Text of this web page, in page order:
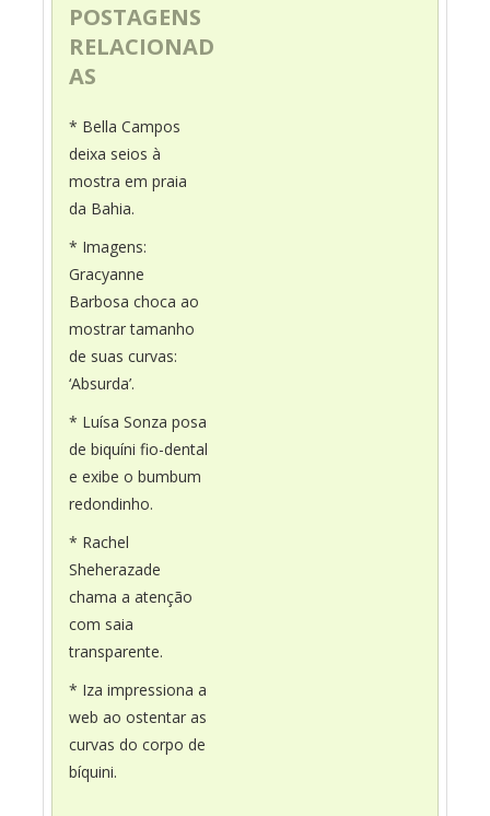
POSTAGENS
RELACIONAD
AS
* Bella Campos
deixa seios à
mostra em praia
da Bahia.
* Imagens:
Gracyanne
Barbosa choca ao
mostrar tamanho
de suas curvas:
‘Absurda’.
* Luísa Sonza posa
de biquíni fio-dental
e exibe o bumbum
redondinho.
* Rachel
Sheherazade
chama a atenção
com saia
transparente.
* Iza impressiona a
web ao ostentar as
curvas do corpo de
bíquini.